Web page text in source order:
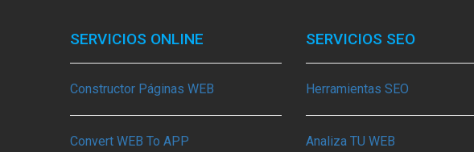
SERVICIOS ONLINE
Constructor Páginas WEB
Convert WEB To APP
SERVICIOS SEO
Herramientas SEO
Analiza TU WEB